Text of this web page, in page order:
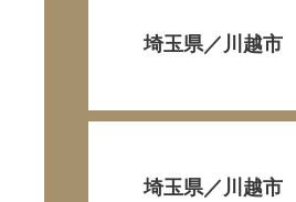
埼玉県／川越市
埼玉県／川越市